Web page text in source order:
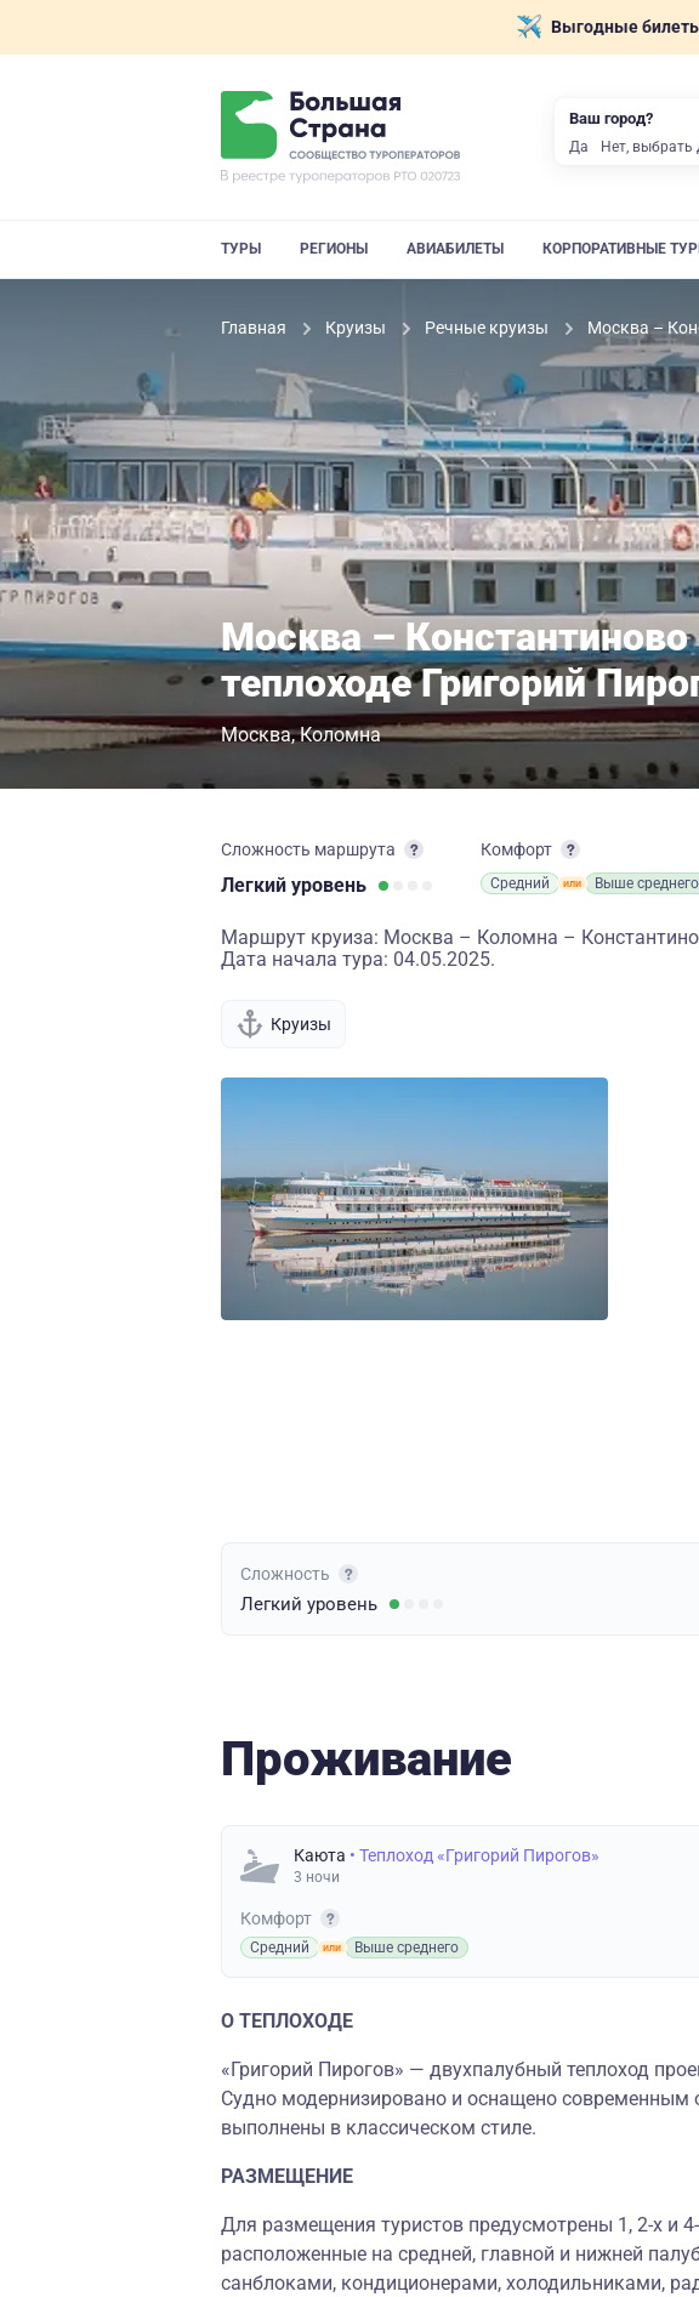
Выгодные
ТУРЫ РЕГИОНЫ АВИАБИЛЕТЫ КОРПОРАТИВНЫЕ
Главная Круизы Речные круизы Москва –
Москва –
теплоходе Григорий
Москва Коломна
Сложность маршрута
Легкий уровень
Комфорт
Средний Выше среднего
Маршрут круиза: Москва – Коломна –
Дата начала тура: 04.05.2025.
Круизы
Сложность
Легкий уровень
Проживание
Каюта • Теплоход «Григорий Пирогов»
3 ночи
Комфорт
Средний Выше среднего
О ТЕПЛОХОДЕ
«Григорий Пирогов» — двухпалубный теплоход
Судно модернизировано и оснащено современным
выполнены в классическом стиле.
РАЗМЕЩЕНИЕ
Для размещения туристов предусмотрены 1, 2-х и
расположенные на средней, главной и нижней
санблоками, кондиционерами, холодильниками,
Ваш город?
Да Нет, выбрать